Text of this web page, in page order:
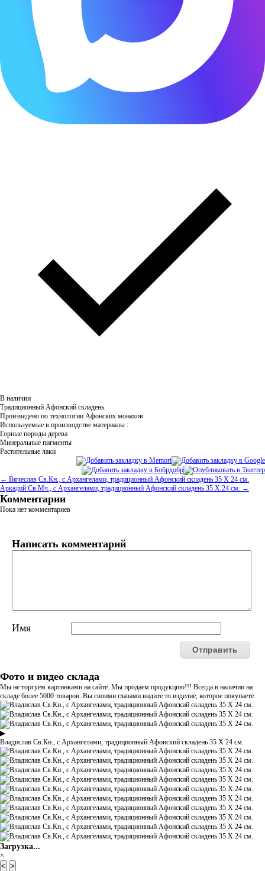
В наличии
Традиционный Афонский складень.
Произведено по технологии Афонских монахов.
Используемые в производстве материалы :
Горные породы дерева
Минеральные пигменты
Растительные лаки
← Вячеслав Св.Кн., с Архангелами, традиционный Афонский складень 35 Х 24 см.
Аркадий Св.Мч., с Архангелами, традиционный Афонский складень 35 Х 24 см. →
Комментарии
Пока нет комментариев
Написать комментарий
Имя
Фото и видео склада
Мы не торгуем картинками на сайте. Мы продаем продукцию!!! Всегда в наличии на
складе более 5000 товаров. Вы своими глазами видите то изделие, которое покупаете.
▶
Владислав Св.Кн., с Архангелами, традиционный Афонский складень 35 Х 24 см.
Загрузка...
×
< >